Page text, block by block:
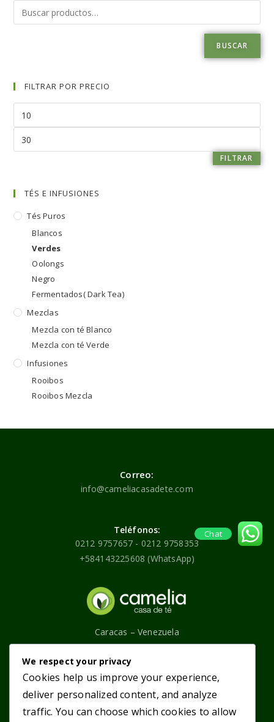
BUSCAR
FILTRAR POR PRECIO
FILTRAR
TÉS E INFUSIONES
Tés Puros
Blancos
Verdes
Oolongs
Negro
Fermentados( Dark Tea)
Mezclas
Mezcla con té Blanco
Mezcla con té Verde
Infusiones
Rooibos
Rooibos Mezcla
Correo:
info@cameliacasadete.com
Teléfonos:
0212 9757657 - 0212 9758353
+584143225608 (WhatsApp)
Caracas – Venezuela
Contáctenos
Tés Púros
Enlaces principales
¿Quiénes somos?
We respect your privacy
Cookies help us improve your experience,
deliver personalized content, and analyze
traffic. You can choose which cookies to allow
Chat